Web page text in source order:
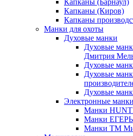
Капканы (Барнаул)
Капканы (Киров)
Капканы
Манки для охоты
Духовые манки
Духовые
Дмитрия
Духовые
Духовые
Духовые
Электронные манки
Манки
Манки ЕГЕРЬ
Манки ТМ